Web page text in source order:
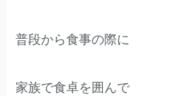
普段から食事の際に
家族で食卓を囲んで